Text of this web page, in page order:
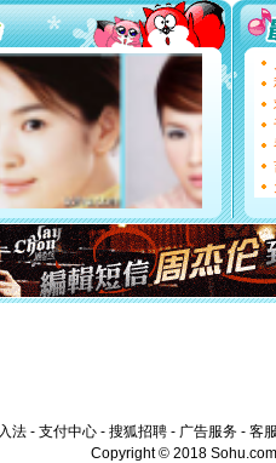
你太多，
要平安
[圣诞节]
能正大
都要快乐
[圣诞节]
如意,快
[元旦]
断电。
你是我
[元旦]如
起；二是
离。水晶
[元旦]当
泣，这痛
片叶子是
送你一棵
法 - 支付中心 - 搜狐招聘 - 广告服务 - 客
Copyright © 2018